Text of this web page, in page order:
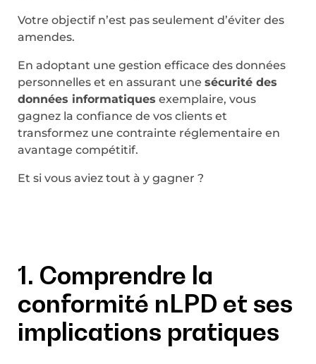
Votre objectif n’est pas seulement d’éviter des
amendes.
En adoptant une gestion efficace des données
personnelles et en assurant une sécurité des
données informatiques exemplaire, vous
gagnez la confiance de vos clients et
transformez une contrainte réglementaire en
avantage compétitif.
Et si vous aviez tout à y gagner ?
1. Comprendre la
conformité nLPD et ses
implications pratiques